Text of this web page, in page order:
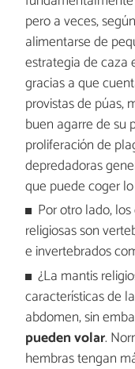
pero a veces,
alimentarse de
estrategia de caza
gracias a que
provistas de púas,
buen agarre de su
proliferación de
depredadoras
que puede coger
Por otro lado,
religiosas son
e invertebrados
¿La mantis
características de
abdomen, sin
pueden volar.
hembras tengan